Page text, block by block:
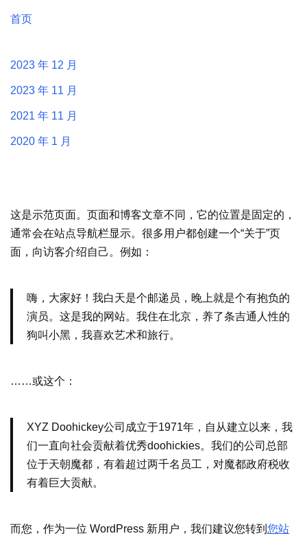
首页
2023 年 12 月
2023 年 11 月
2021 年 11 月
2020 年 1 月
这是示范页面。页面和博客文章不同，它的位置是固定的，
通常会在站点导航栏显示。很多用户都创建一个“关于”页
面，向访客介绍自己。例如：
嗨，大家好！我白天是个邮递员，晚上就是个有抱负的
演员。这是我的网站。我住在北京，养了条吉通人性的
狗叫小黑，我喜欢艺术和旅行。
……或这个：
XYZ Doohickey公司成立于1971年，自从建立以来，我
们一直向社会贡献着优秀doohickies。我们的公司总部
位于天朝魔都，有着超过两千名员工，对魔都政府税收
有着巨大贡献。
而您，作为一位 WordPress 新用户，我们建议您转到 您站